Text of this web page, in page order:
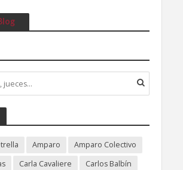
Amparo
Amparo Colectivo
Carla Cavaliere
Carlos Balbín